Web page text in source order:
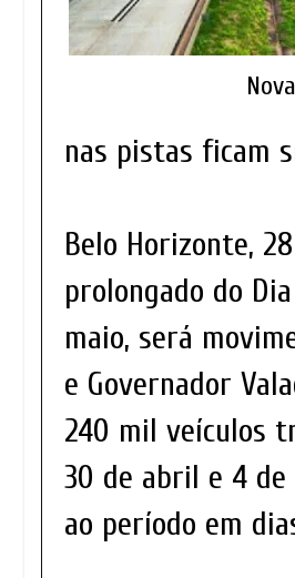
nas pistas ficam
Belo Horizonte,
prolongado do
maio, será
e Governador
240 mil veículos
30 de abril e 4 de
ao período em